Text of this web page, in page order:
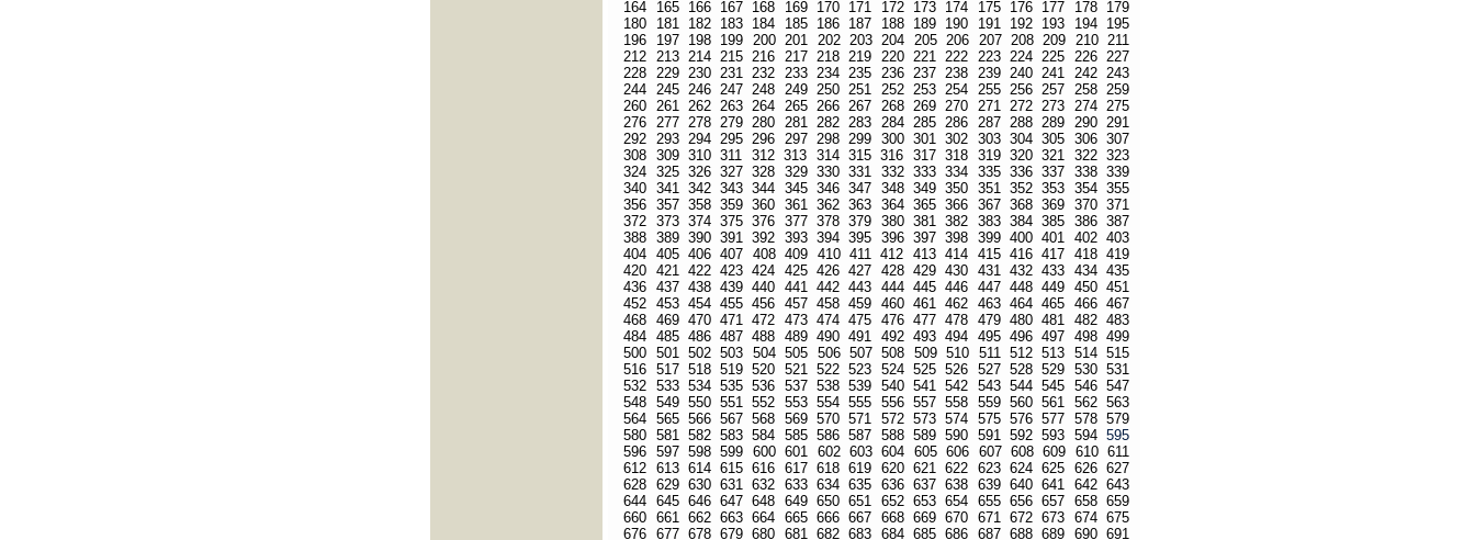
164
165 166 167 168 169 170 171 172 173 174 175 176 177 178
179
180
181 182 183 184 185 186 187 188 189 190 191 192 193 194
195
196
197 198 199 200 201 202 203 204 205 206 207 208 209 210 211
212 213 214 215 216 217 218 219 220 221 222 223 224 225 226 227
228 229 230 231 232 233 234 235 236 237 238 239 240 241 242 243
244 245 246 247 248 249 250 251 252 253 254 255 256 257 258 259
260 261 262 263 264 265 266 267 268 269 270 271 272 273 274 275
276 277 278 279 280 281 282 283 284 285 286 287 288 289 290 291
292 293 294 295 296 297 298 299 300 301 302 303 304 305 306 307
308 309 310 311 312 313 314 315 316 317 318 319 320 321 322 323
324 325 326 327 328 329 330 331 332 333 334 335 336 337 338 339
340 341 342 343 344 345 346 347 348 349 350 351 352 353 354 355
356 357 358 359 360 361 362 363 364 365 366 367 368 369 370 371
372 373 374 375 376 377 378 379 380 381 382 383 384 385 386 387
388 389 390 391 392 393 394 395 396 397 398 399 400 401 402 403
404 405 406 407 408 409 410 411 412 413 414 415 416 417 418 419
420 421 422 423 424 425 426 427 428 429 430 431 432 433 434 435
436 437 438 439 440 441 442 443 444 445 446 447 448 449 450 451
452 453 454 455 456 457 458 459 460 461 462 463 464 465 466 467
468 469 470 471 472 473 474 475 476 477 478 479 480 481 482 483
484 485 486 487 488 489 490 491 492 493 494 495 496 497 498 499
500 501 502 503 504 505 506 507 508 509 510 511 512 513 514 515
516 517 518 519 520 521 522 523 524 525 526 527 528 529 530 531
532 533 534 535 536 537 538 539 540 541 542 543 544 545 546 547
548 549 550 551 552 553 554 555 556 557 558 559 560 561 562 563
564 565 566 567 568 569 570 571 572 573 574 575 576 577 578 579
580 581 582 583 584 585 586 587 588 589 590 591 592 593 594 595
596 597 598 599 600 601 602 603 604 605 606 607 608 609 610 611
612 613 614 615 616 617 618 619 620 621 622 623 624 625 626 627
628 629 630 631 632 633 634 635 636 637 638 639 640 641 642 643
644 645 646 647 648 649 650 651 652 653 654 655 656 657 658 659
660 661 662 663 664 665 666 667 668 669 670 671 672 673 674 675
676 677 678 679 680 681 682 683 684 685 686 687 688 689 690 691